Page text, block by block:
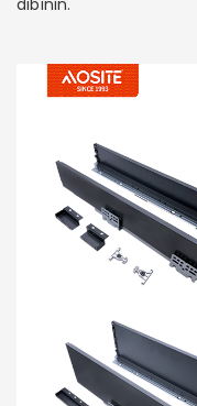
dibînin.